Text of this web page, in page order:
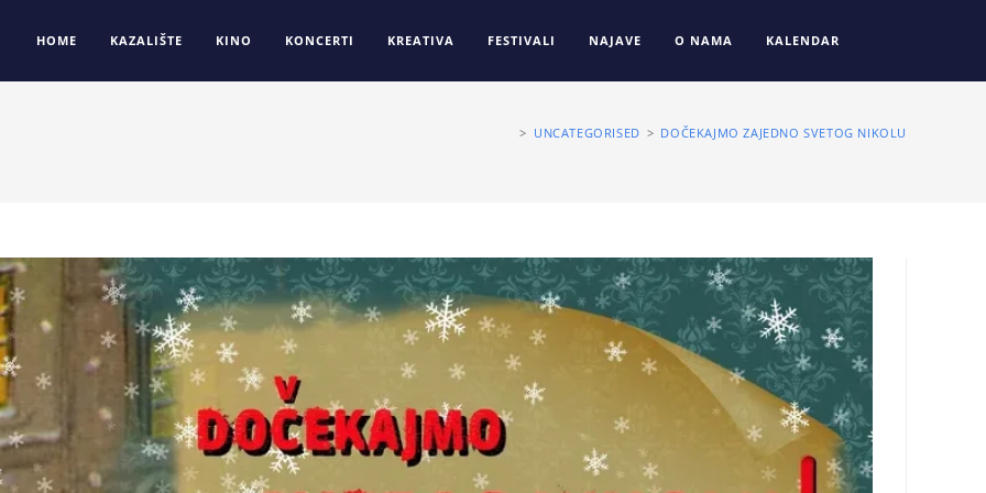
HOME KAZALIŠTE KINO KONCERTI KREATIVA FESTIVALI NAJAVE O NAMA KALENDAR
> UNCATEGORISED > DOČEKAJMO ZAJEDNO SVETOG NIKOLU